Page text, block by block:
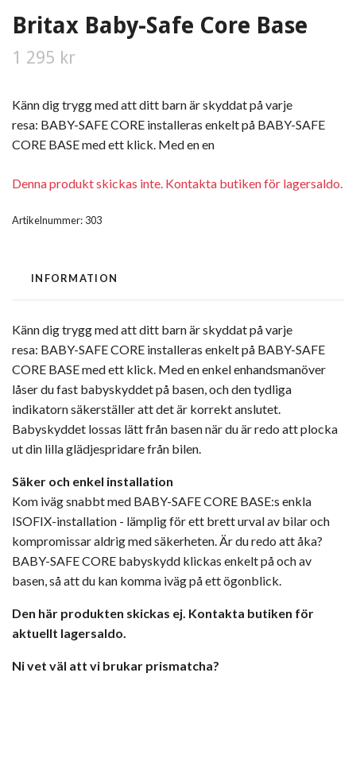
Britax Baby-Safe Core Base
1 295 kr
Känn dig trygg med att ditt barn är skyddat på varje
resa: BABY-SAFE CORE installeras enkelt på BABY-SAFE
CORE BASE med ett klick. Med en en
Denna produkt skickas inte. Kontakta butiken för lagersaldo.
Artikelnummer: 303
INFORMATION
Känn dig trygg med att ditt barn är skyddat på varje
resa: BABY-SAFE CORE installeras enkelt på BABY-SAFE
CORE BASEmed ett klick. Med en enkel enhandsmanöver
låser du fast babyskyddet på basen, och den tydliga
indikatorn säkerställer att det är korrekt anslutet.
Babyskyddet lossas lätt från basen när du är redo att plocka
ut din lilla glädjespridare från bilen.
Säker och enkel installation
Kom iväg snabbt med BABY-SAFE CORE BASE:s enkla
ISOFIX-installation - lämplig för ett brett urval av bilar och
kompromissar aldrig med säkerheten. Är du redo att åka?
BABY-SAFE CORE babyskydd klickas enkelt på och av
basen, så att du kan komma iväg på ett ögonblick.
Den här produkten skickas ej. Kontakta butiken för
aktuellt lagersaldo.
Ni vet väl att vi brukar prismatcha?